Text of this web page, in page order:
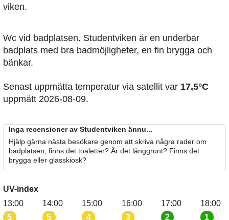
viken.
Wc vid badplatsen. Studentviken är en underbar
badplats med bra badmöjligheter, en fin brygga och
bänkar.
Senast uppmätta temperatur via satellit var 17,5°C
uppmätt 2026-08-09.
Inga recensioner av Studentviken ännu...
Hjälp gärna nästa besökare genom att skriva några rader om
badplatsen, finns det toaletter? Är det långgrunt? Finns det
brygga eller glasskiosk?
UV-index
13:00
5
14:00
5
15:00
4
16:00
3
17:00
2
18:00
1